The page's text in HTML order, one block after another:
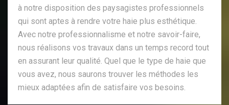
à notre disposition des paysagistes professionnels
qui sont aptes à rendre votre haie plus esthétique.
Avec notre professionnalisme et notre savoir-faire,
nous réalisons vos travaux dans un temps record tout
en assurant leur qualité. Quel que le type de haie que
vous avez, nous saurons trouver les méthodes les
mieux adaptées afin de satisfaire vos besoins.